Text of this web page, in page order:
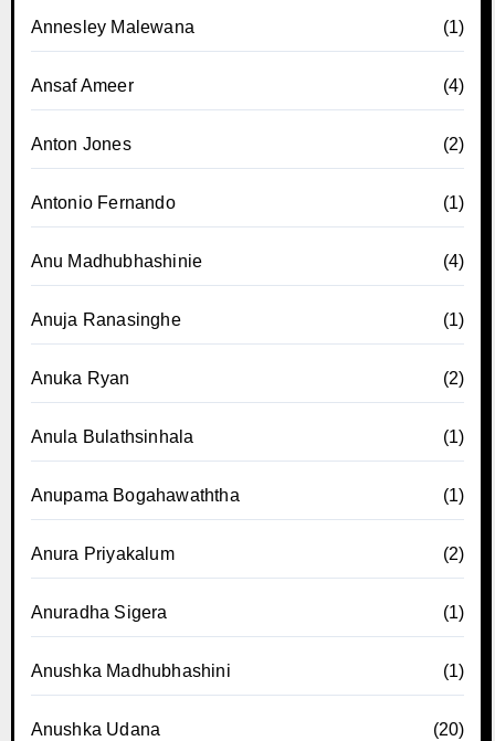
Annesley Malewana (1)
Ansaf Ameer (4)
Anton Jones (2)
Antonio Fernando (1)
Anu Madhubhashinie (4)
Anuja Ranasinghe (1)
Anuka Ryan (2)
Anula Bulathsinhala (1)
Anupama Bogahawaththa (1)
Anura Priyakalum (2)
Anuradha Sigera (1)
Anushka Madhubhashini (1)
Anushka Udana (20)